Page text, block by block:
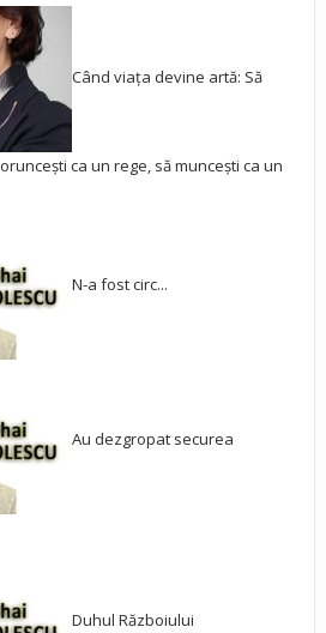
Când viața devine artă: Să
ca un rege, să muncești ca un
N-a fost circ...
Au dezgropat securea
Duhul Războiului